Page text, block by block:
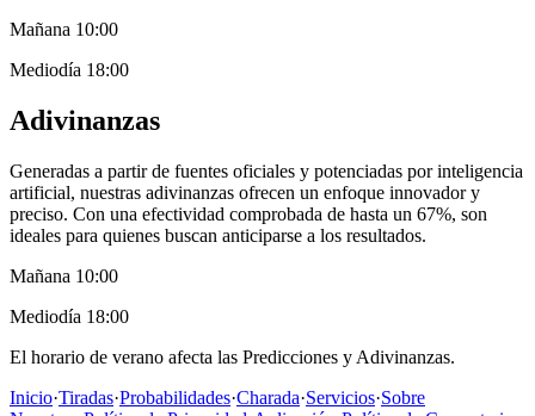
Mañana 10:00
Mediodía 18:00
Adivinanzas
Generadas a partir de fuentes oficiales y potenciadas por inteligencia
artificial, nuestras adivinanzas ofrecen un enfoque innovador y
preciso. Con una efectividad comprobada de hasta un 67%, son
ideales para quienes buscan anticiparse a los resultados.
Mañana 10:00
Mediodía 18:00
El horario de verano afecta las Predicciones y Adivinanzas.
Inicio·Tiradas·Probabilidades·Charada·Servicios·Sobre